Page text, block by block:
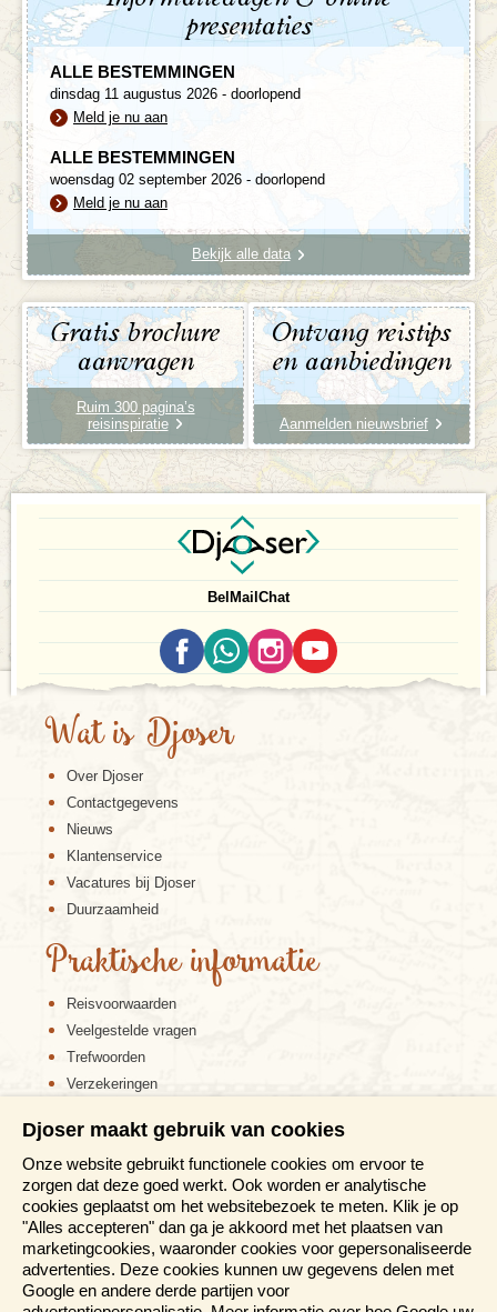
presentaties
ALLE BESTEMMINGEN
dinsdag 11 augustus 2026 - doorlopend
Meld je nu aan
ALLE BESTEMMINGEN
woensdag 02 september 2026 - doorlopend
Meld je nu aan
Bekijk alle data
Gratis brochure
aanvragen
Ruim 300 pagina’s
reisinspiratie
Ontvang reistips
en aanbiedingen
Aanmelden nieuwsbrief
Bel Mail Chat
Wat is Djoser
Over Djoser
Contactgegevens
Nieuws
Klantenservice
Vacatures bij Djoser
Duurzaamheid
Praktische informatie
Reisvoorwaarden
Veelgestelde vragen
Trefwoorden
Verzekeringen
Disclaimer
Cookiebeleid
Privacy verklaring
Reis en boek met Djoser zekerheid
Meer weten?
Djoser maakt gebruik van cookies
Onze website gebruikt functionele cookies om ervoor te
zorgen dat deze goed werkt. Ook worden er analytische
cookies geplaatst om het websitebezoek te meten. Klik je op
"Alles accepteren" dan ga je akkoord met het plaatsen van
marketingcookies, waaronder cookies voor gepersonaliseerde
advertenties. Deze cookies kunnen uw gegevens delen met
Google en andere derde partijen voor